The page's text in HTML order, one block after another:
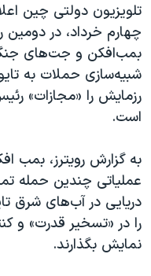
آرشیو پخش زنده
مجموعه مستندهای
تریبونال مردمی آبان ۹۸
دادگاه حمید نوری
چهل سال گروگان‌گیری
قانون شفافیت دارائی کادر
اعتراضات مردمی آبان ۹۸
اسرائیل در جنگ
نرگس محمدی برنده
همایش محافظه‌کاران
تلویزیون دولتی چین
چهارم خرداد، در دومین
بمب‌افکن و جت‌های
شبیه‌سازی حملات به
رزمایش را «مجازات»
است.
به گزارش رویترز، بمب
عملیاتی چندین حمله
دریایی در آب‌های شرق
را در «تسخیر قدرت» و
نمایش بگذارند.